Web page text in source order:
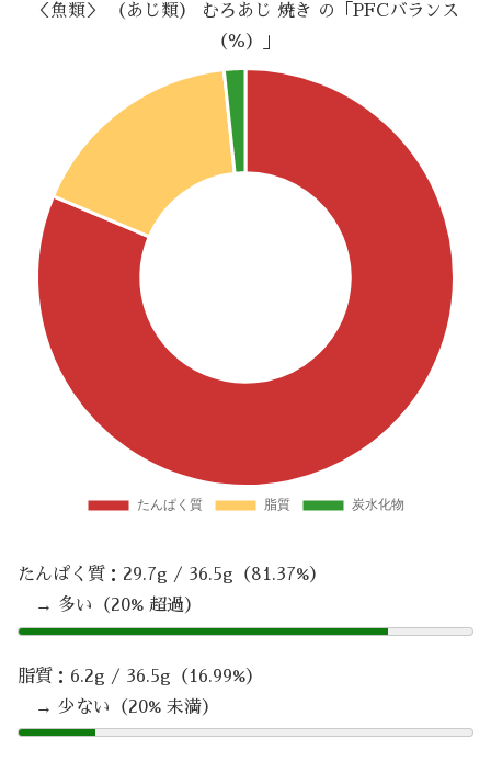
＜魚類＞ （あじ類） むろあじ 焼き の「PFCバランス
（％）」
たんぱく質：29.7g / 36.5g（81.37%）
→ 多い（20% 超過）
脂質：6.2g / 36.5g（16.99%）
→ 少ない（20% 未満）